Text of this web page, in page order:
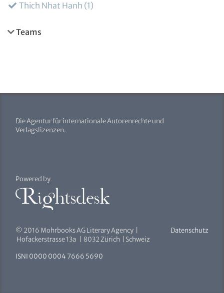
Thich Nhat Hanh 1
Teams
Die Agentur für internationale Autorenrechte und
Verlagslizenzen.
Powered by
Datenschutz
© 2016 Mohrbooks AG Literary Agency |
Hofackerstrasse 13a | 8032 Zürich | Schweiz
ISNI 0000 0004 7666 5690